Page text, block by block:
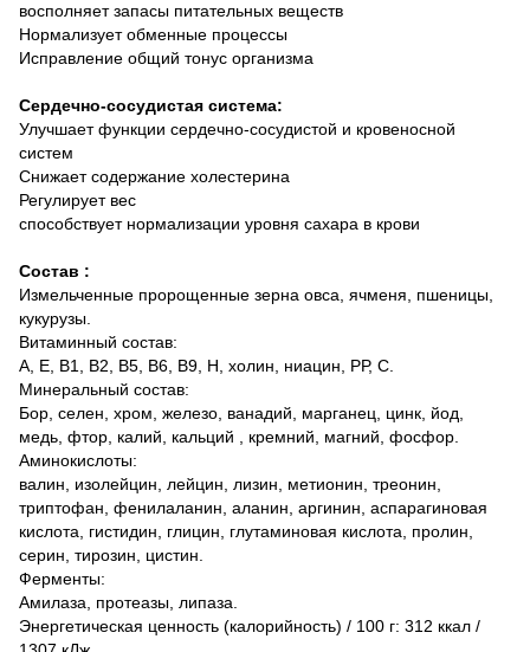
восполняет запасы питательных веществ
Нормализует обменные процессы
Исправление общий тонус организма
Сердечно-сосудистая система:
Улучшает функции сердечно-сосудистой и кровеносной
систем
Снижает содержание холестерина
Регулирует вес
способствует нормализации уровня сахара в крови
Состав :
Измельченные пророщенные зерна овса, ячменя, пшеницы,
кукурузы.
Витаминный состав:
А, Е, В1, В2, В5, В6, В9, Н, холин, ниацин, РР, С.
Минеральный состав:
Бор, селен, хром, железо, ванадий, марганец, цинк, йод,
медь, фтор, калий, кальций , кремний, магний, фосфор.
Аминокислоты:
валин, изолейцин, лейцин, лизин, метионин, треонин,
триптофан, фенилаланин, аланин, аргинин, аспарагиновая
кислота, гистидин, глицин, глутаминовая кислота, пролин,
серин, тирозин, цистин.
Ферменты:
Амилаза, протеазы, липаза.
Энергетическая ценность (калорийность) / 100 г: 312 ккал /